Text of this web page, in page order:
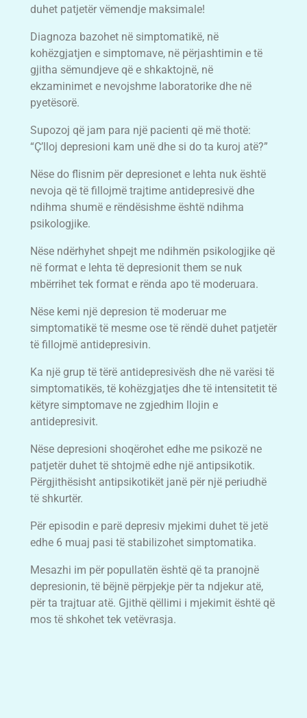
duhet patjetër vëmendje maksimale!
Diagnoza bazohet në simptomatikë, në
kohëzgjatjen e simptomave, në përjashtimin e të
gjitha sëmundjeve që e shkaktojnë, në
ekzaminimet e nevojshme laboratorike dhe në
pyetësorë.
Supozoj që jam para një pacienti që më thotë:
“Ç’lloj depresioni kam unë dhe si do ta kuroj atë?”
Nëse do flisnim për depresionet e lehta nuk është
nevoja që të fillojmë trajtime antidepresivë dhe
ndihma shumë e rëndësishme është ndihma
psikologjike.
Nëse ndërhyhet shpejt me ndihmën psikologjike që
në format e lehta të depresionit them se nuk
mbërrihet tek format e rënda apo të moderuara.
Nëse kemi një depresion të moderuar me
simptomatikë të mesme ose të rëndë duhet patjetër
të fillojmë antidepresivin.
Ka një grup të tërë antidepresivësh dhe në varësi të
simptomatikës, të kohëzgjatjes dhe të intensitetit të
këtyre simptomave ne zgjedhim llojin e
antidepresivit.
Nëse depresioni shoqërohet edhe me psikozë ne
patjetër duhet të shtojmë edhe një antipsikotik.
Përgjithësisht antipsikotikët janë për një periudhë
të shkurtër.
Për episodin e parë depresiv mjekimi duhet të jetë
edhe 6 muaj pasi të stabilizohet simptomatika.
Mesazhi im për popullatën është që ta pranojnë
depresionin, të bëjnë përpjekje për ta ndjekur atë,
për ta trajtuar atë. Gjithë qëllimi i mjekimit është që
mos të shkohet tek vetëvrasja.